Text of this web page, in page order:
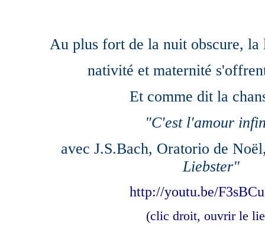
Au plus fort de la nuit obscure, la
nativité et maternité
Et comme dit la
"C'est l'amour
avec J.S.Bach, Oratorio de
Liebster"
http://youtu.be/
(clic droit, ouvrir le